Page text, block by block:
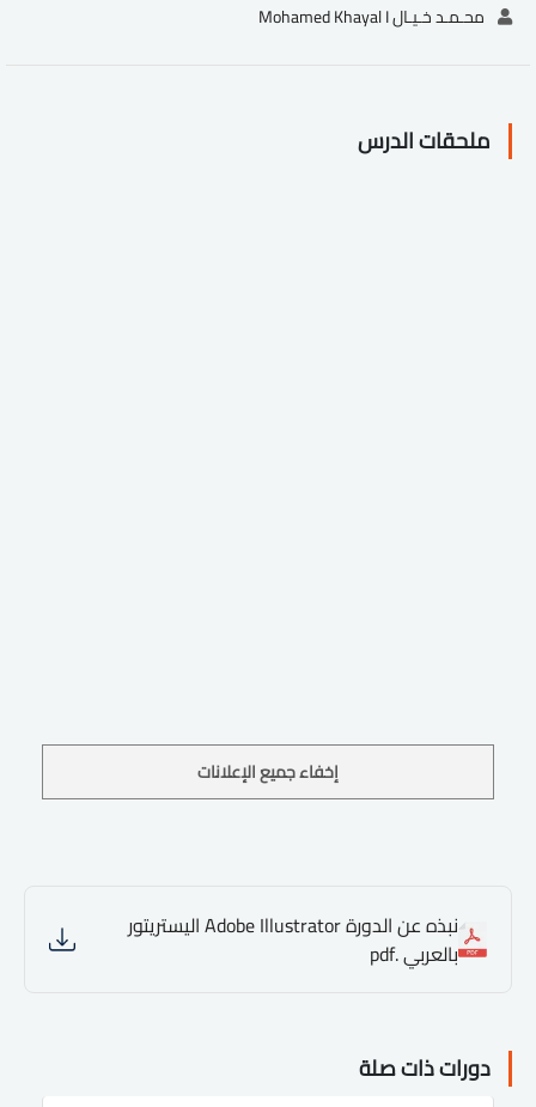
محـمـد خـيـال Mohamed Khayal I
ملحقات الدرس
إخفاء جميع الإعلانات
نبذه عن الدورة Adobe Illustrator اليستريتور
بالعربي .pdf
دورات ذات صلة